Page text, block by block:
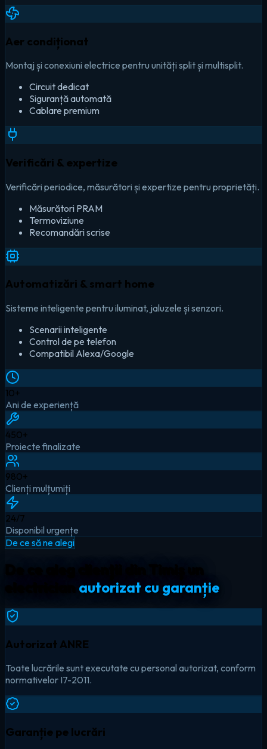
Aer condiționat
Montaj și conexiuni electrice pentru unități split și multisplit.
Circuit dedicat
Siguranță automată
Cablare premium
Verificări & expertize
Verificări periodice, măsurători și expertize pentru proprietăți.
Măsurători PRAM
Termoviziune
Recomandări scrise
Automatizări & smart home
Sisteme inteligente pentru iluminat, jaluzele și senzori.
Scenarii inteligente
Control de pe telefon
Compatibil Alexa/Google
10+
Ani de experiență
450+
Proiecte finalizate
980+
Clienți mulțumiți
24/7
Disponibil urgențe
De ce să ne alegi
autorizat cu garanție
Autorizat ANRE
Toate lucrările sunt executate cu personal autorizat, conform
normativelor I7-2011.
Garanție pe lucrări